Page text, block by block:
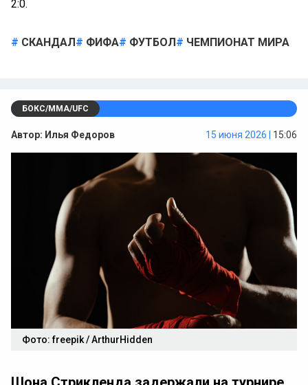
2:0.
СКАНДАЛ ФИФА ФУТБОЛ ЧЕМПИОНАТ МИРА
БОКС/ММА/UFC
Автор: Илья Федоров 15 июня 2026 | 15:06
Фото: freepik / ArthurHidden